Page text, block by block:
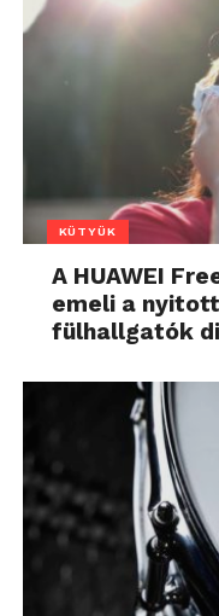
KÜTYÜK
A HUAWEI
emeli a
fülhallgatók